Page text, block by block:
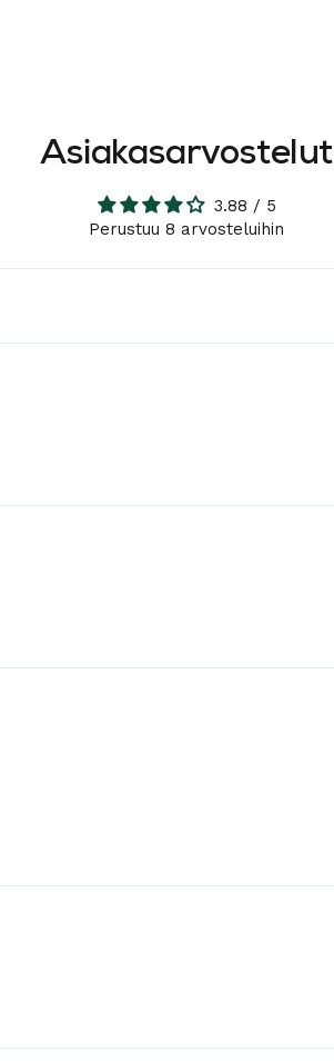
Asiakasarvostelut
3.88 / 5
Perustuu 8 arvosteluihin